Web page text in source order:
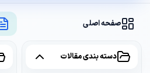
صفحه اصلی
دسته بندی مقالات